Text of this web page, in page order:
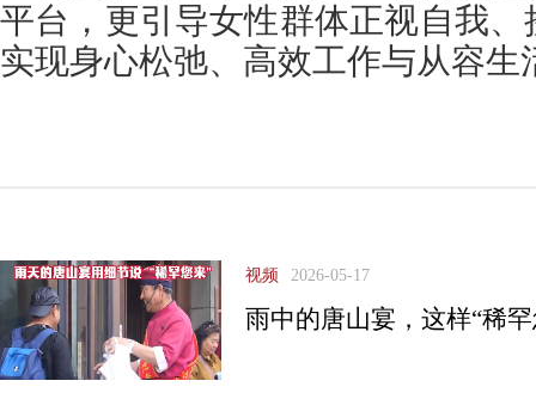
平台，更引导女性群体正视自我
实现身心松弛、高效工作与从容生
视频 2026-05-17
雨中的唐山宴，这样“稀